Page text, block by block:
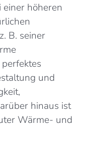
höheren
B. seiner
und
hinaus ist
Wärme- und